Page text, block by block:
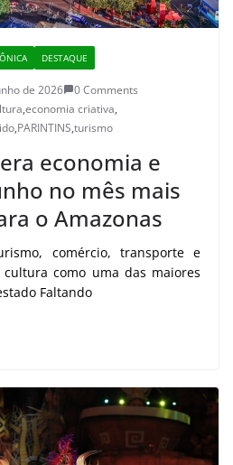
DESTAQUE
de 2026
0 Comments
,economia criativa,
,PARINTINS,turismo
economia e
no mês mais
o Amazonas
comércio, transporte e
como uma das maiores
Faltando